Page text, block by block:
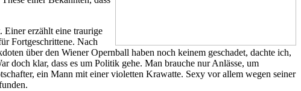
erzählt eine traurige
Fortgeschrittene. Nach
über den Wiener Opernball haben noch keinem geschadet, dachte ich,
doch klar, dass es um Politik gehe. Man brauche nur Anlässe, um
ein Mann mit einer violetten Krawatte. Sexy vor allem wegen seiner